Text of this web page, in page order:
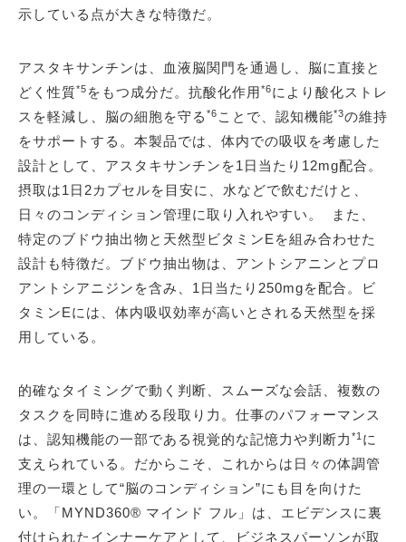
示している点が大きな特徴だ。
アスタキサンチンは、血液脳関門を通過し、脳に直接と
どく性質*5 をもつ成分だ。抗酸化作用*6により酸化ストレ
スを軽減し、脳の細胞を守る *6 ことで、認知機能*3の維持
をサポートする。本製品では、体内での吸収を考慮した
設計として、アスタキサンチンを1日当たり12mg配合。
摂取は1日2カプセルを目安に、水などで飲むだけと、
日々のコンディション管理に取り入れやすい。 また、
特定のブドウ抽出物と天然型ビタミンEを組み合わせた
設計も特徴だ。ブドウ抽出物は、アントシアニンとプロ
アントシアニジンを含み、1日当たり250mgを配合。ビ
タミンEには、体内吸収効率が高いとされる天然型を採
用している。
的確なタイミングで動く判断、スムーズな会話、複数の
タスクを同時に進める段取り力。仕事のパフォーマンス
は、認知機能の一部である視覚的な記憶力や判断力 *1 に
支えられている。だからこそ、これからは日々の体調管
理の一環として“脳のコンディション”にも目を向けた
い。「MYND360® マインド フル」は、エビデンスに裏
付けられたインナーケアとして、ビジネスパーソンが取